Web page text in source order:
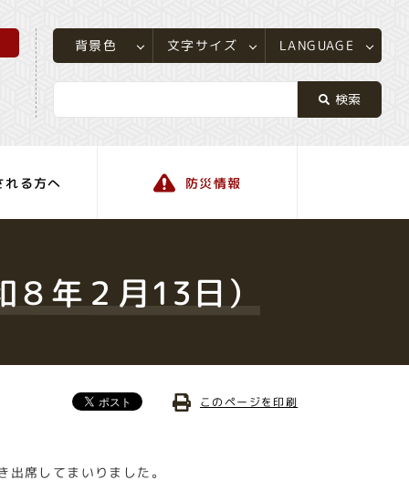
背景色 文字サイズ LANGUAGE
れる方へ 防災情報
年２月13日）
このページを印刷
席してまいりました。